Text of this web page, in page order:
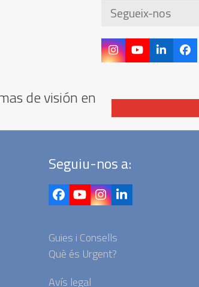
Segueix-nos
Instagram
YouTubeLinkedIn
de visión en
Seguiu-nos a:
Facebook
YouTubeInstagram
LinkedIn
Guies i Consells
Què és Urgent?
Avís legal